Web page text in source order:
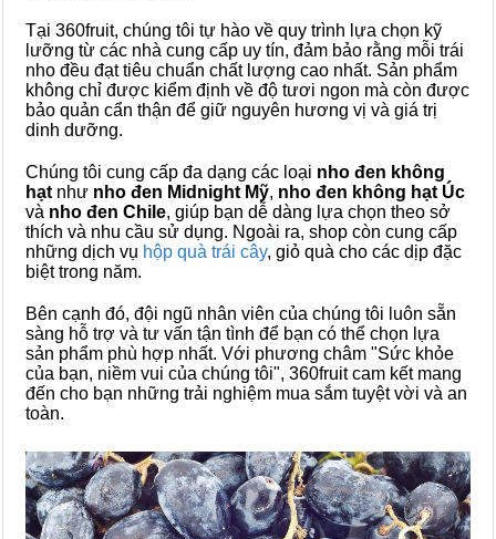
Tại 360fruit, chúng tôi tự hào về quy trình lựa chọn kỹ
lưỡng từ các nhà cung cấp uy tín, đảm bảo rằng mỗi trái
nho đều đạt tiêu chuẩn chất lượng cao nhất. Sản phẩm
không chỉ được kiểm định về độ tươi ngon mà còn được
bảo quản cẩn thận để giữ nguyên hương vị và giá trị
dinh dưỡng.
Chúng tôi cung cấp đa dạng các loại nho đen không
hạt như nho đen Midnight Mỹ, nho đen không hạt Úc
và nho đen Chile, giúp bạn dễ dàng lựa chọn theo sở
thích và nhu cầu sử dụng. Ngoài ra, shop còn cung cấp
những dịch vụ hộp quà trái cây, giỏ quà cho các dịp đặc
biệt trong năm.
Bên cạnh đó, đội ngũ nhân viên của chúng tôi luôn sẵn
sàng hỗ trợ và tư vấn tận tình để bạn có thể chọn lựa
sản phẩm phù hợp nhất. Với phương châm "Sức khỏe
của bạn, niềm vui của chúng tôi", 360fruit cam kết mang
đến cho bạn những trải nghiệm mua sắm tuyệt vời và an
toàn.